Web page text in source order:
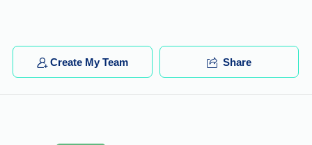
Create My Team Share